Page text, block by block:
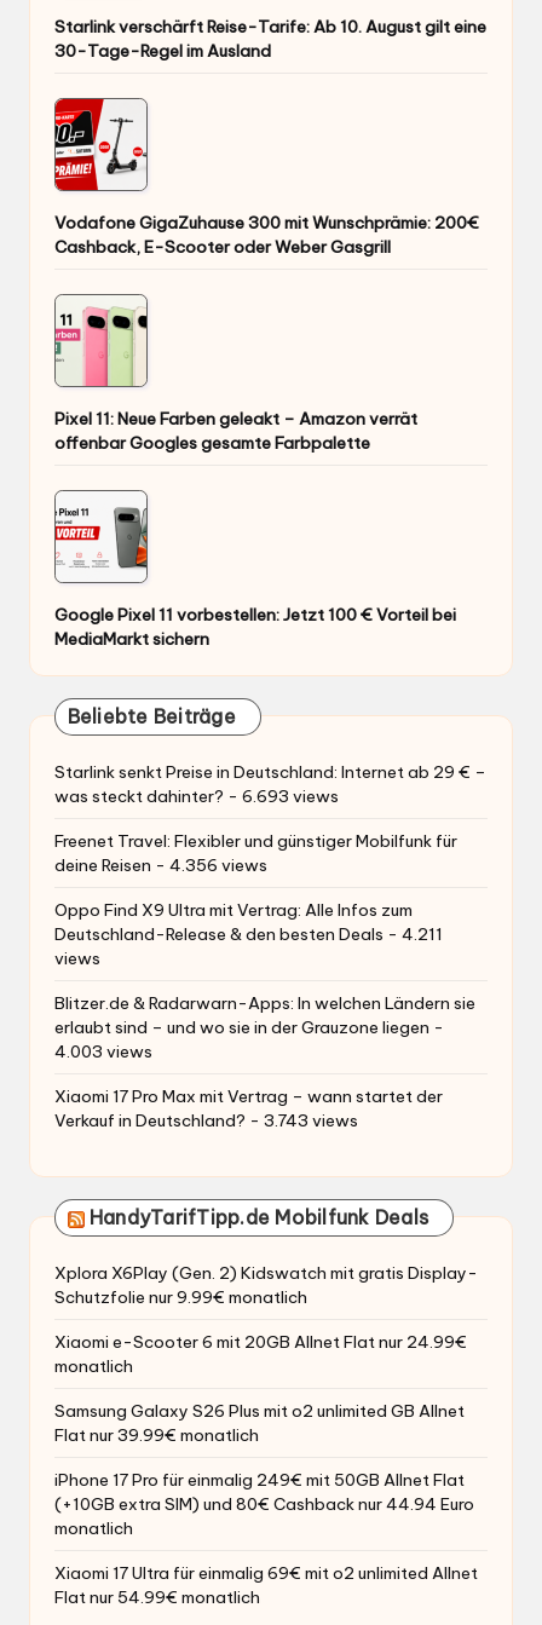
Starlink verschärft Reise-Tarife: Ab 10. August gilt eine
30-Tage-Regel im Ausland
Vodafone GigaZuhause 300 mit Wunschprämie: 200€
Cashback, E-Scooter oder Weber Gasgrill
Pixel 11: Neue Farben geleakt – Amazon verrät
offenbar Googles gesamte Farbpalette
Google Pixel 11 vorbestellen: Jetzt 100 € Vorteil bei
MediaMarkt sichern
Beliebte Beiträge
Starlink senkt Preise in Deutschland: Internet ab 29 € –
was steckt dahinter? - 6.693 views
Freenet Travel: Flexibler und günstiger Mobilfunk für
deine Reisen - 4.356 views
Oppo Find X9 Ultra mit Vertrag: Alle Infos zum
Deutschland-Release & den besten Deals - 4.211
views
Blitzer.de & Radarwarn-Apps: In welchen Ländern sie
erlaubt sind – und wo sie in der Grauzone liegen -
4.003 views
Xiaomi 17 Pro Max mit Vertrag – wann startet der
Verkauf in Deutschland? - 3.743 views
HandyTarifTipp.de Mobilfunk Deals
Xplora X6Play (Gen. 2) Kidswatch mit gratis Display-
Schutzfolie nur 9.99€ monatlich
Xiaomi e-Scooter 6 mit 20GB Allnet Flat nur 24.99€
monatlich
Samsung Galaxy S26 Plus mit o2 unlimited GB Allnet
Flat nur 39.99€ monatlich
iPhone 17 Pro für einmalig 249€ mit 50GB Allnet Flat
(+10GB extra SIM) und 80€ Cashback nur 44.94 Euro
monatlich
Xiaomi 17 Ultra für einmalig 69€ mit o2 unlimited Allnet
Flat nur 54.99€ monatlich